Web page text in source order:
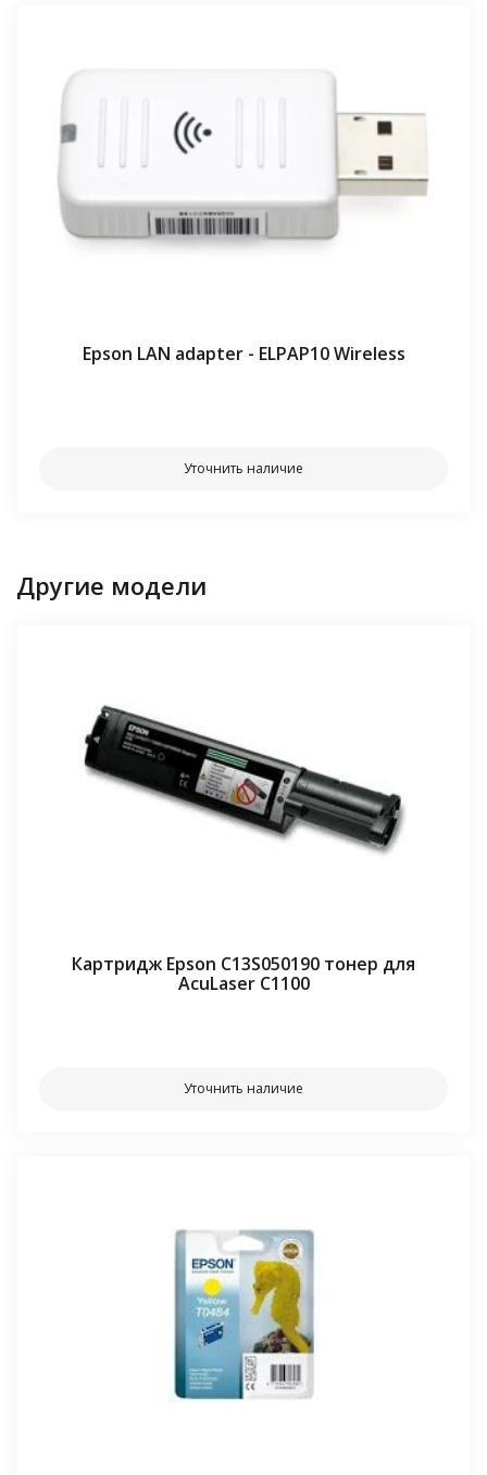
Epson LAN adapter - ELPAP10 Wireless
Уточнить наличие
Другие модели
Картридж Epson C13S050190 тонер для
AcuLaser C1100
Уточнить наличие